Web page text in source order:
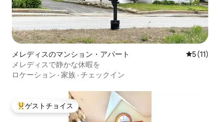
メレディスのマンション・アパート レビュー
5 (11)
メレディスで静かな休暇を
ロケーション · 家族 · チェックイン
大好評のゲストチョイスです。
ゲストチョイス